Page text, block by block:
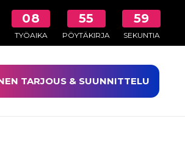
08
TYÖAIKA
55
PÖYTÄKIRJA
58
SEKUNTIA
TARJOUS & SUUNNITTELU